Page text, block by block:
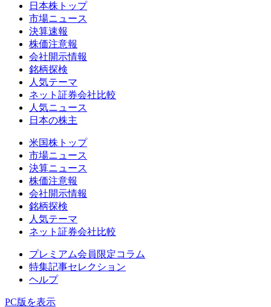
日本株トップ
市場ニュース
決算速報
株価注意報
会社開示情報
銘柄探検
人気テーマ
ネット証券会社比較
人気ニュース
日本の株主
米国株トップ
市場ニュース
決算ニュース
株価注意報
会社開示情報
銘柄探検
人気テーマ
ネット証券会社比較
プレミアム会員限定コラム
特集記事セレクション
ヘルプ
PC版を表示